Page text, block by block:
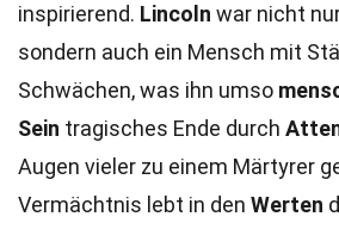
inspirierend. Lincoln war nicht
sondern auch ein Mensch mit
Schwächen, was ihn umso
Sein tragisches Ende durch
Augen vieler zu einem Märtyrer
Vermächtnis lebt in den Werten